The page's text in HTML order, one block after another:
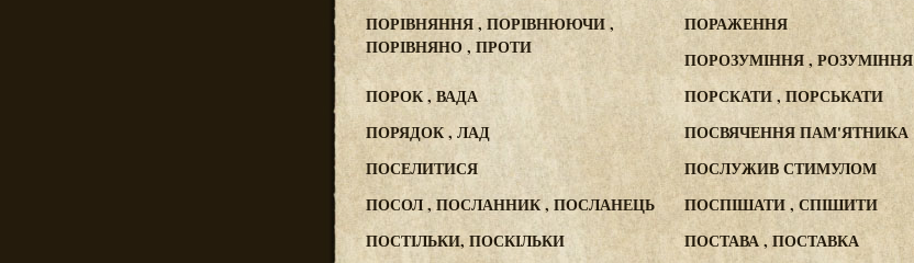
ПОРІВНЯННЯ , ПОРІВНЮЮЧИ ,
ПОРІВНЯНО , ПРОТИ
ПОРАЖЕННЯ
ПОРОЗУМІННЯ , РОЗУМІННЯ
ПОРОК , ВАДА
ПОРСКАТИ , ПОРСЬКАТИ
ПОРЯДОК , ЛАД
ПОСВЯЧЕННЯ ПАМ'ЯТНИКА
ПОСЕЛИТИСЯ
ПОСЛУЖИВ СТИМУЛОМ
ПОСОЛ , ПОСЛАННИК , ПОСЛАНЕЦЬ
ПОСПІШАТИ , СПІШИТИ
ПОСТІЛЬКИ, ПОСКІЛЬКИ
ПОСТАВА , ПОСТАВКА